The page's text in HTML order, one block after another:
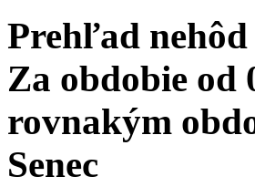
Prehľad
Za obdobie od
rovnakým
Senec